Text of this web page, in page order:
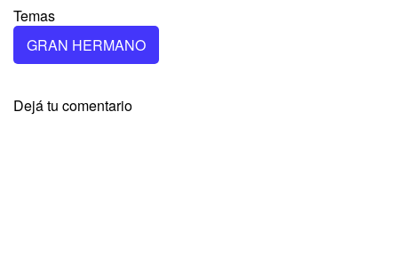
Temas
GRAN HERMANO
Dejá tu comentario